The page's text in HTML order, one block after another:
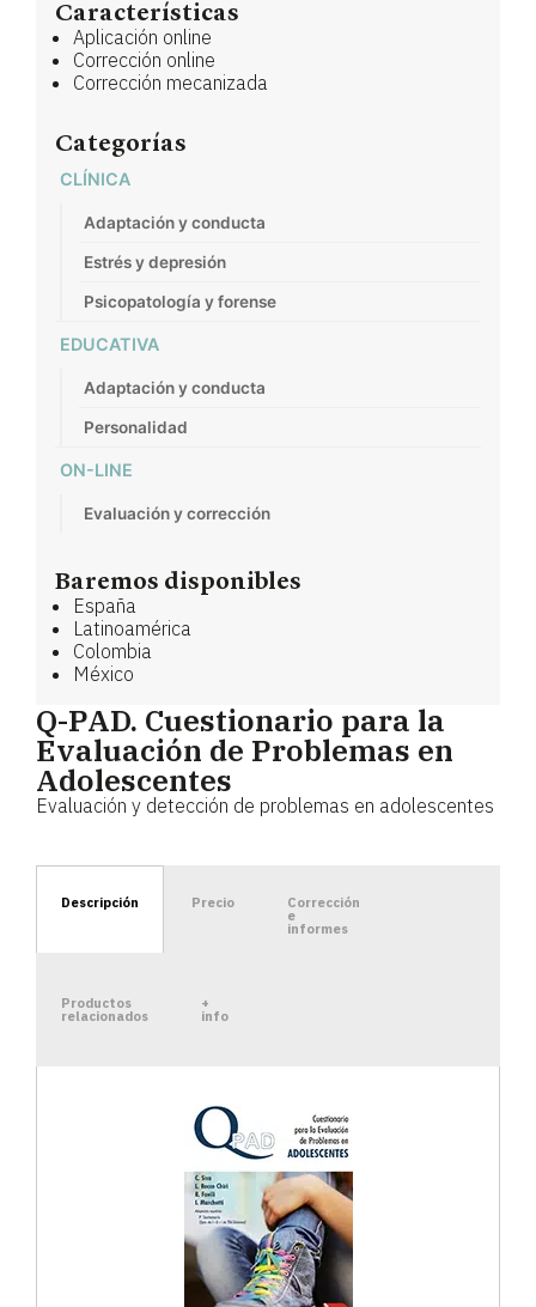
Características
Aplicación online
Corrección online
Corrección mecanizada
Categorías
CLÍNICA
Adaptación y conducta
Estrés y depresión
Psicopatología y forense
EDUCATIVA
Adaptación y conducta
Personalidad
ON-LINE
Evaluación y corrección
Baremos disponibles
España
Latinoamérica
Colombia
México
Q-PAD. Cuestionario para la
Evaluación de Problemas en
Adolescentes
Evaluación y detección de problemas en adolescentes
Descripción Precio Corrección
e
informes
Productos
relacionados
+
info